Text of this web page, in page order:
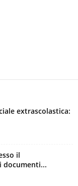
extrascolastica:
il
documenti...